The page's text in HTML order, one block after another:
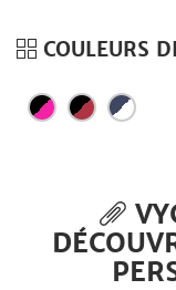
COULEURS